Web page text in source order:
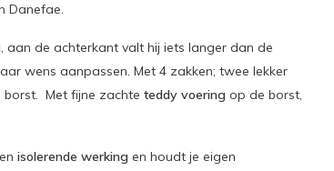
Danefae.
, aan de achterkant valt hij iets langer dan de
wens aanpassen. Met 4 zakken; twee lekker
Met fijne zachte teddy voering op de borst,
isolerende werking en houdt je eigen